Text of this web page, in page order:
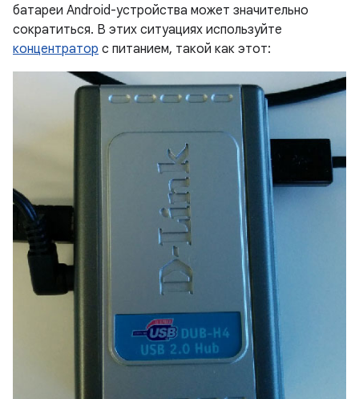
батареи Android-устройства может значительно
сократиться. В этих ситуациях используйте
концентратор с питанием, такой как этот: